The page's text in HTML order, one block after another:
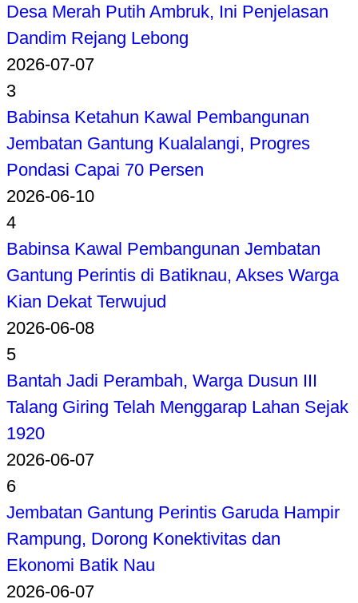
Desa Merah Putih Ambruk, Ini Penjelasan
Dandim Rejang Lebong
2026-07-07
3
Babinsa Ketahun Kawal Pembangunan
Jembatan Gantung Kualalangi, Progres
Pondasi Capai 70 Persen
2026-06-10
4
Babinsa Kawal Pembangunan Jembatan
Gantung Perintis di Batiknau, Akses Warga
Kian Dekat Terwujud
2026-06-08
5
Bantah Jadi Perambah, Warga Dusun III
Talang Giring Telah Menggarap Lahan Sejak
1920
2026-06-07
6
Jembatan Gantung Perintis Garuda Hampir
Rampung, Dorong Konektivitas dan
Ekonomi Batik Nau
2026-06-07